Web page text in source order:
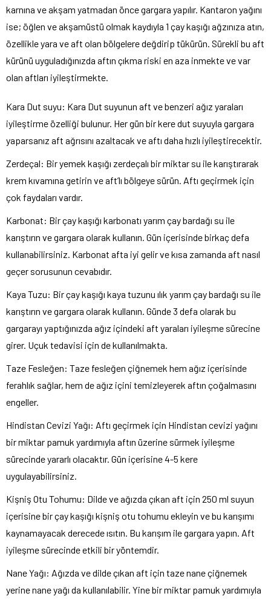
karnına ve akşam yatmadan önce gargara yapılır. Kantaron yağını
ise; öğlen ve akşamüstü olmak kaydıyla 1 çay kaşığı ağzınıza atın,
özellikle yara ve aft olan bölgelere değdirip tükürün. Sürekli bu aft
kürünü uyguladığınızda aftın çıkma riski en aza inmekte ve var
olan aftları iyileştirmekte.
Kara Dut suyu: Kara Dut suyunun aft ve benzeri ağız yaraları
iyileştirme özelliği bulunur. Her gün bir kere dut suyuyla gargara
yaparsanız aft ağrısını azaltacak ve aftı daha hızlı iyileştirecektir.
Zerdeçal: Bir yemek kaşığı zerdeçalı bir miktar su ile karıştırarak
krem kıvamına getirin ve aft’lı bölgeye sürün. Aftı geçirmek için
çok faydaları vardır.
Karbonat: Bir çay kaşığı karbonatı yarım çay bardağı su ile
karıştırın ve gargara olarak kullanın. Gün içerisinde birkaç defa
kullanabilirsiniz. Karbonat afta iyi gelir ve kısa zamanda aft nasıl
geçer sorusunun cevabıdır.
Kaya Tuzu: Bir çay kaşığı kaya tuzunu ılık yarım çay bardağı su ile
karıştırın ve gargara olarak kullanın. Günde 3 defa olarak bu
gargarayı yaptığınızda ağız içindeki aft yaraları iyileşme sürecine
girer. Uçuk tedavisi için de kullanılmakta.
Taze Fesleğen: Taze fesleğen çiğnemek hem ağız içerisinde
ferahlık sağlar, hem de ağız içini temizleyerek aftın çoğalmasını
engeller.
Hindistan Cevizi Yağı: Aftı geçirmek için Hindistan cevizi yağını
bir miktar pamuk yardımıyla aftın üzerine sürmek iyileşme
sürecinde yararlı olacaktır. Gün içerisine 4-5 kere
uygulayabilirsiniz.
Kişniş Otu Tohumu: Dilde ve ağızda çıkan aft için 250 ml suyun
içerisine bir çay kaşığı kişniş otu tohumu ekleyin ve bu karışımı
kaynamayacak derecede ısıtın. Bu karışım ile gargara yapın. Aft
iyileşme sürecinde etkili bir yöntemdir.
Nane Yağı: Ağızda ve dilde çıkan aft için taze nane çiğnemek
yerine nane yağı da kullanılabilir. Yine bir miktar pamuk yardımıyla